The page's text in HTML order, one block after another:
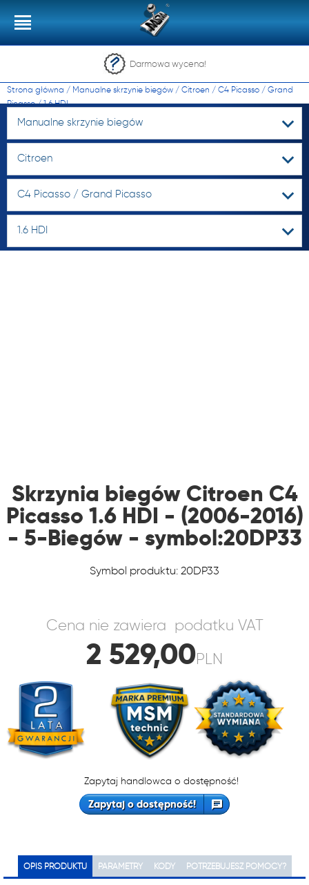
Darmowa wycena!
Strona główna / Manualne skrzynie biegów / Citroen / C4 Picasso / Grand
Picasso/1.6 HDI
Manualne skrzynie biegów
Citroen
C4 Picasso / Grand Picasso
1.6 HDI
Skrzynia biegów Citroen C4
Picasso 1.6 HDI - (2006-2016)
- 5-Biegów - symbol:20DP33
Symbol produktu: 20DP33
Cena nie zawiera podatku VAT
2 529,00PLN
Zapytaj handlowca o dostępność!
Zapytaj o dostępność!
OPIS PRODUKTU PARAMETRY KODY POTRZEBUJESZ POMOCY?